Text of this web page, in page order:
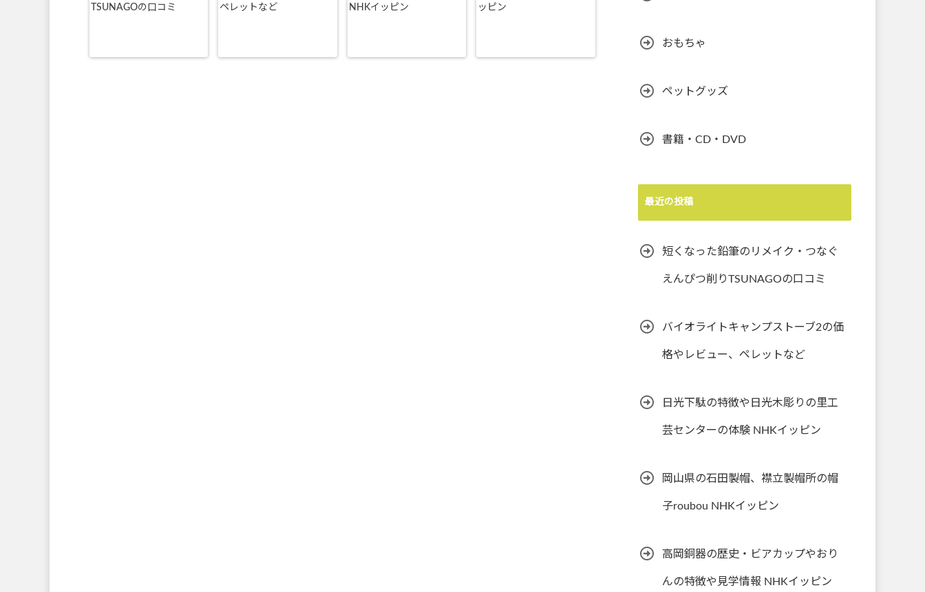
TSUNAGOの口コミ
ペレットなど
NHKイッピン
ッピン
おもちゃ
ペットグッズ
書籍・CD・DVD
最近の投稿
短くなった鉛筆のリメイク・つなぐ
えんぴつ削りTSUNAGOの口コミ
バイオライトキャンプストーブ2の価
格やレビュー、ペレットなど
日光下駄の特徴や日光木彫りの里工
芸センターの体験 NHKイッピン
岡山県の石田製帽、襟立製帽所の帽
子roubou NHKイッピン
高岡銅器の歴史・ビアカップやおり
んの特徴や見学情報 NHKイッピン